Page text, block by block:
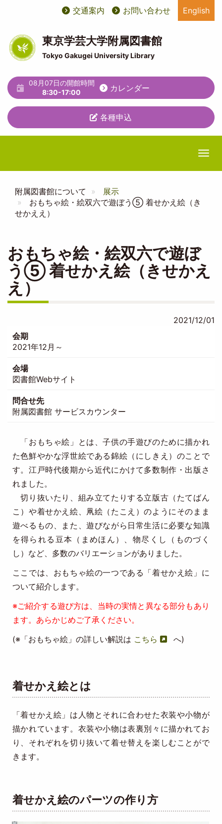
ツ
に
動
User
account
menu
ユ
ー
テ
ィ
リ
テ
ィ
メ
ュ
ー
交通案内 お問い合わせ English
東京学芸大学附属図書館
Tokyo Gakugei University Library
08月07日の開館時間
8:30-17:00
カレンダー
各種申込
附属図書館について
展示
おもちゃ絵・絵双六で遊ぼう⑤ 着せかえ絵（き
せかええ）
おもちゃ絵・絵双六で遊ぼ
う⑤ 着せかえ絵（きせかえ
え）
2021/12/01
会期
2021年12月～
会場
図書館Webサイト
問合せ先
附属図書館 サービスカウンター
「おもちゃ絵」とは、子供の手遊びのために描かれ
た色鮮やかな浮世絵である錦絵（にしきえ）のことで
す。江戸時代後期から近代にかけて多数制作・出版さ
れました。
切り抜いたり、組み立てたりする立版古（たてばん
こ）や着せかえ絵、凧絵（たこえ）のようにそのまま
遊べるもの、また、遊びながら日常生活に必要な知識
を得られる豆本（まめほん）、物尽くし（ものづく
し）など、多数のバリエーションがありました。
ここでは、おもちゃ絵の一つである「着せかえ絵」に
ついて紹介します。
※ご紹介する遊び方は、当時の実情と異なる部分もあり
ます。あらかじめご了承ください。
(※「おもちゃ絵」の詳しい解説は こちら へ)
着せかえ絵とは
「着せかえ絵」は人物とそれに合わせた衣装や小物が
描かれています。衣装や小物は表裏別々に描かれてお
り、それぞれを切り抜いて着せ替えを楽しむことがで
きます。
着せかえ絵のパーツの作り方